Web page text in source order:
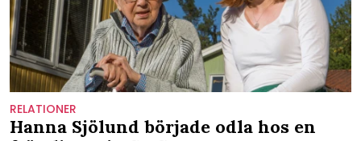
RELATIONER
Hanna Sjölund började odla hos en